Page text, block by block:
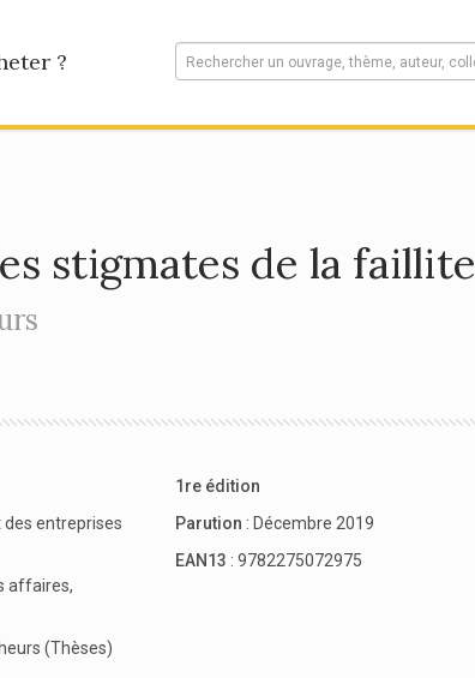
?
stigmates de la faillite
des entreprises
affaires,
(Thèses)
1re édition
Parution : Décembre 2019
EAN13 : 9782275072975